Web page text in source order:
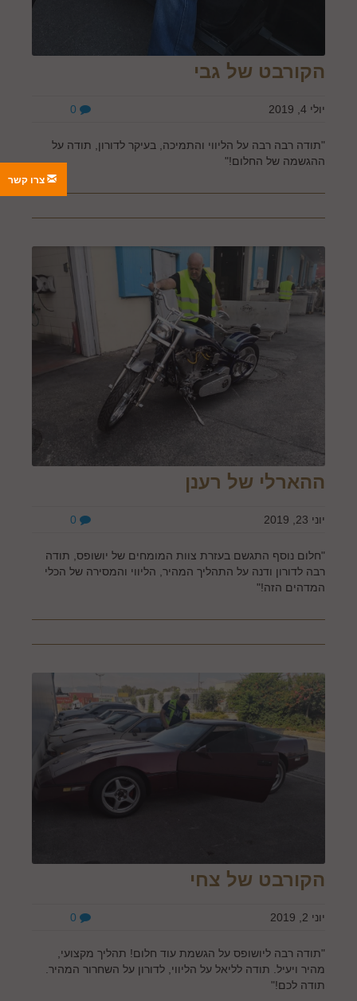
הקורבט של גבי
יולי 4, 2019
"תודה רבה רבה על הליווי והתמיכה, בעיקר לדורון, תודה על
ההגשמה של החלום!"
ההארלי של רענן
יוני 23, 2019
"חלום נוסף התגשם בעזרת צוות המומחים של יושופס, תודה
רבה לדורון ודנה על התהליך המהיר, הליווי והמסירה של הכלי
המדהים הזה!"
הקורבט של צחי
יוני 2, 2019
"תודה רבה ליושופס על הגשמת עוד חלום! תהליך מקצועי,
מהיר ויעיל. תודה לליאל על הליווי, לדורון על השחרור המהיר.
תודה לכם!"
צרו קשר